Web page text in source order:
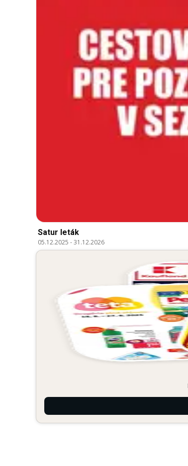
Satur leták
05.12.2025 -31.12.2026